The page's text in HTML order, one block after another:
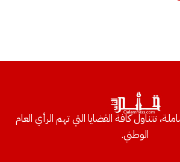
تتناول كافة القضايا التي تهم الرأي العام
الوطني.